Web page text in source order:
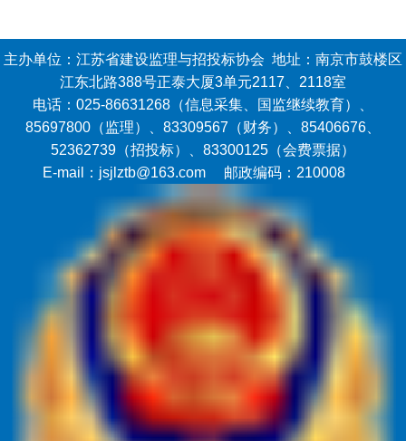
主办单位：江苏省建设监理与招投标协会 地址：南京市鼓楼区
江东北路388号正泰大厦3单元2117、2118室
电话：025-86631268（信息采集、国监继续教育）、
85697800（监理）、83309567（财务）、85406676、
52362739（招投标）、83300125（会费票据）
E-mail：jsjlztb@163.com 邮政编码：210008